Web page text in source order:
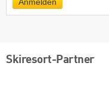
Anmelden
Skiresort-Partner